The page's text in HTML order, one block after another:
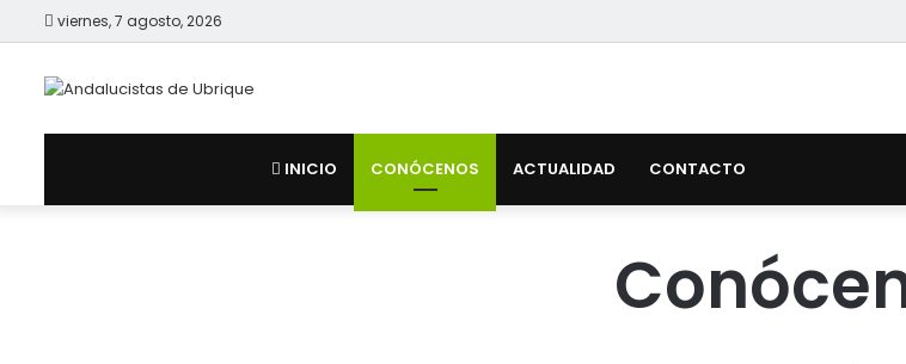
viernes, 7 agosto, 2026
INICIO CONÓCENOS ACTUALIDAD CONTACTO